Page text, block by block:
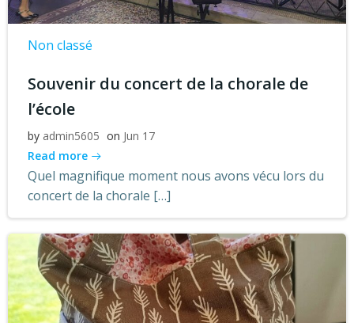
Non classé
Souvenir du concert de la chorale de
l’école
by admin5605 on Jun 17
Read more
Quel magnifique moment nous avons vécu lors du
concert de la chorale […]